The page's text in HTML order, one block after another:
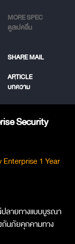
MORE SPEC
ดูสเปคอื่น
SHARE MAIL
ARTICLE
บทความ
Security
1 Year
ลายทางแบบบูรณา
นภัยคุกคามทาง